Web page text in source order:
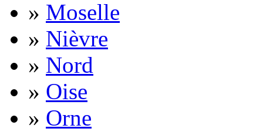
» Moselle
» Nièvre
» Nord
» Oise
» Orne